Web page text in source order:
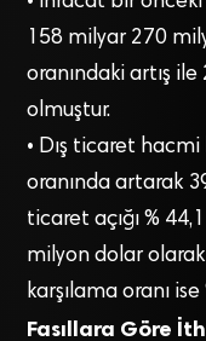
158 milyar 270
oranındaki artış
olmuştur.
• Dış ticaret
oranında artarak
ticaret açığı %
milyon dolar
karşılama oranı
Fasıllara Göre